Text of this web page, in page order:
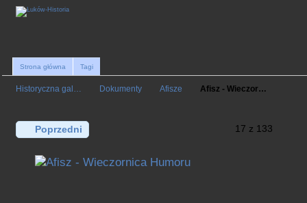
Strona główna Tagi
Historyczna gal… Dokumenty Afisze Afisz - Wieczor…
Poprzedni 17 z 133